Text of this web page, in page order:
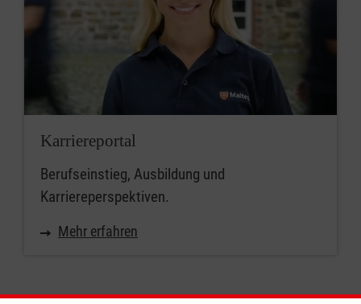
Karriereportal
Berufseinstieg, Ausbildung und
Karriereperspektiven.
Mehr erfahren